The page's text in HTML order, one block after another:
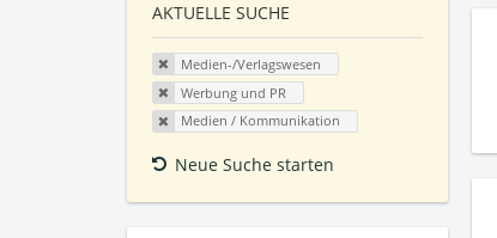
AKTUELLE SUCHE
Medien-/Verlagswesen
Werbung und PR
Medien / Kommunikation
Neue Suche starten